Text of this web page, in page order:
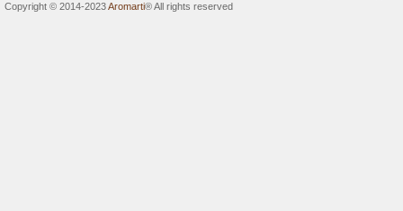
Copyright © 2014-2023Aromarti®All rights reserved